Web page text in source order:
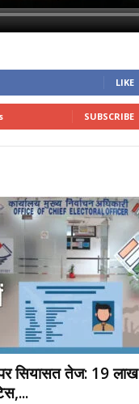
LIKE
SUBSCRIBE
सियासत तेज: 19 लाख